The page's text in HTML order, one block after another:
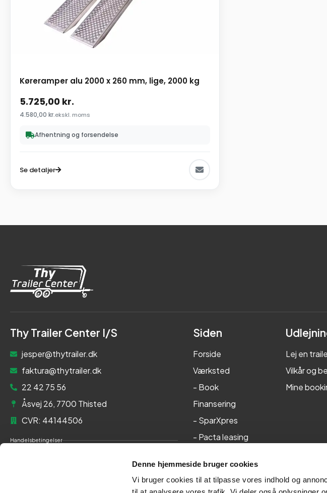
Denne hjemmeside bruger cookies
Vi bruger cookies til at tilpasse vores indhold og
Køreramper alu 2000 x 260 mm, lige, 2000 kg
5.725,00 kr.
4.580,00 kr.ekskl. moms
Afhentning og forsendelse
Se detaljer
Thy Trailer Center I/S
jesper@thytrailer.dk
faktura@thytrailer.dk
22 42 75 56
Åsvej 26, 7700 Thisted
CVR: 44144506
Handelsbetingelser
Siden
Forside
Værksted
- Book
Finansering
- SparXpres
- Pacta leasing
Kontakt
Lej en
Vilkår og
Mine